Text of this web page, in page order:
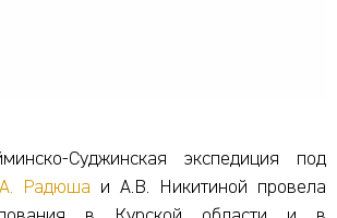
Суджинская экспедиция под
Радюша и А.В. Никитиной провела